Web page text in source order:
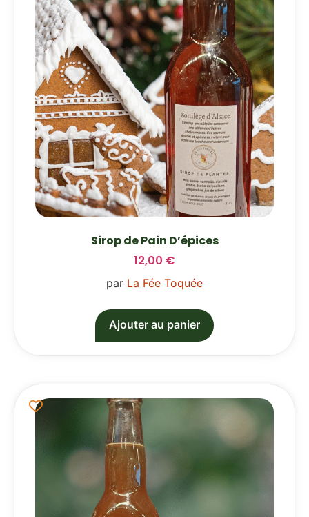
Sirop de Pain D’épices
12,00 €
par La Fée Toquée
Ajouter au panier